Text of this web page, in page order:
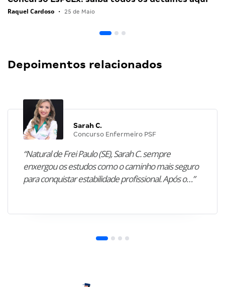
Raquel Cardoso • 25 de Maio
Depoimentos relacionados
Sarah C.
Concurso Enfermeiro PSF
“Natural de Frei Paulo (SE), Sarah C. sempre
enxergou os estudos como o caminho mais seguro
para conquistar estabilidade profissional. Após o…”